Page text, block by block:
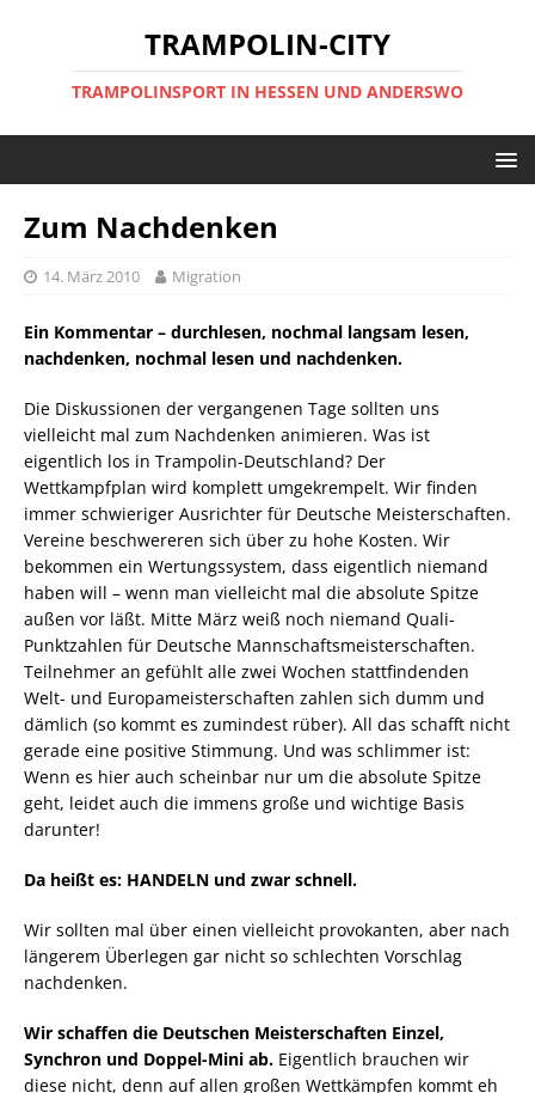
TRAMPOLIN-CITY
TRAMPOLINSPORT IN HESSEN UND ANDERSWO
Zum Nachdenken
14. März 2010 Migration
Ein Kommentar – durchlesen, nochmal langsam lesen,
nachdenken, nochmal lesen und nachdenken.
Die Diskussionen der vergangenen Tage sollten uns
vielleicht mal zum Nachdenken animieren. Was ist
eigentlich los in Trampolin-Deutschland? Der
Wettkampfplan wird komplett umgekrempelt. Wir finden
immer schwieriger Ausrichter für Deutsche Meisterschaften.
Vereine beschwereren sich über zu hohe Kosten. Wir
bekommen ein Wertungssystem, dass eigentlich niemand
haben will – wenn man vielleicht mal die absolute Spitze
außen vor läßt. Mitte März weiß noch niemand Quali-
Punktzahlen für Deutsche Mannschaftsmeisterschaften.
Teilnehmer an gefühlt alle zwei Wochen stattfindenden
Welt- und Europameisterschaften zahlen sich dumm und
dämlich (so kommt es zumindest rüber). All das schafft nicht
gerade eine positive Stimmung. Und was schlimmer ist:
Wenn es hier auch scheinbar nur um die absolute Spitze
geht, leidet auch die immens große und wichtige Basis
darunter!
Da heißt es: HANDELN und zwar schnell.
Wir sollten mal über einen vielleicht provokanten, aber nach
längerem Überlegen gar nicht so schlechten Vorschlag
nachdenken.
Wir schaffen die Deutschen Meisterschaften Einzel,
Synchron und Doppel-Mini ab. Eigentlich brauchen wir
diese nicht, denn auf allen großen Wettkämpfen kommt eh